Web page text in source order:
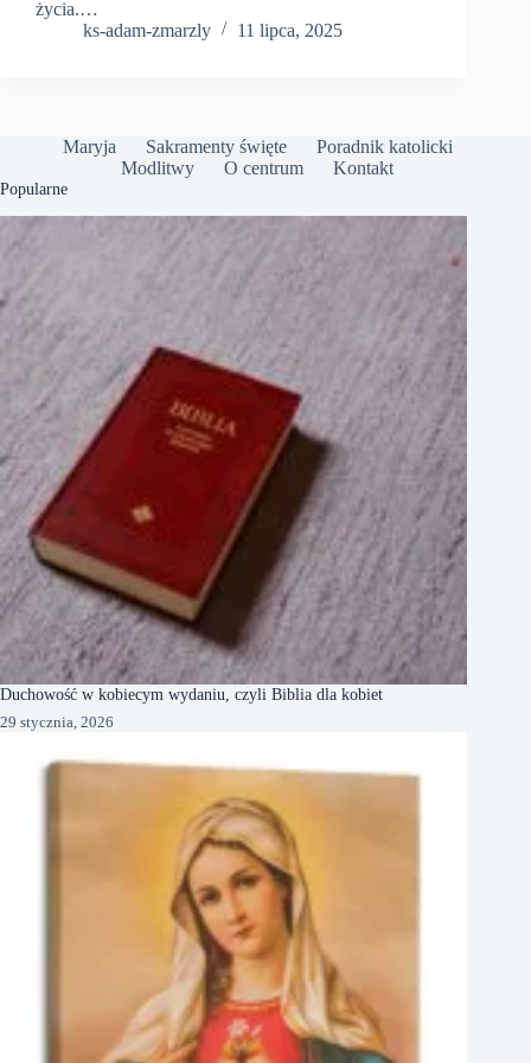
życia.…
ks-adam-zmarzly
11 lipca, 2025
Maryja Sakramenty święte
Poradnik katolicki
Modlitwy
O centrum Kontakt
Popularne
Duchowość w kobiecym wydaniu, czyli Biblia dla kobiet
29 stycznia, 2026